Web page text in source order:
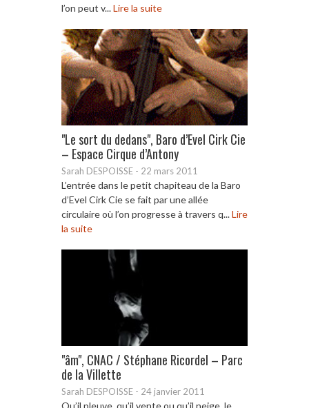
l’on peut v...Lire la suite
"Le sort du dedans", Baro d’Evel Cirk Cie
– Espace Cirque d’Antony
Sarah DESPOISSE - 22 mars 2011
L’entrée dans le petit chapiteau de la Baro
d’Evel Cirk Cie se fait par une allée
circulaire où l’on progresse à travers q...Lire
la suite
"âm", CNAC / Stéphane Ricordel – Parc
de la Villette
Sarah DESPOISSE - 24 janvier 2011
Qu’il pleuve, qu’il vente ou qu’il neige, le